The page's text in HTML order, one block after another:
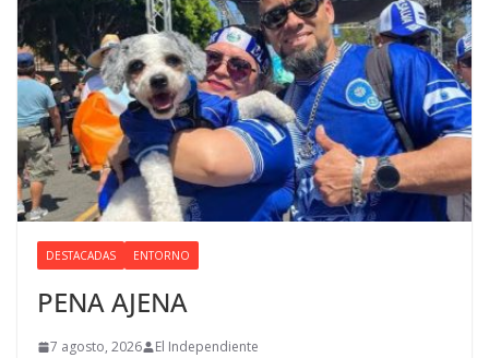
DESTACADAS ENTORNO
PENA AJENA
7 agosto, 2026 El Independiente